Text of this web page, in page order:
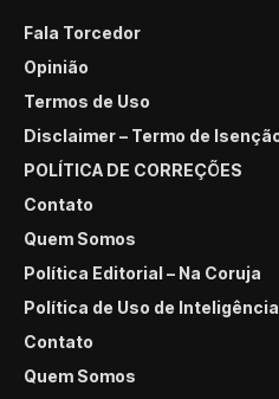
Fala Torcedor
Opinião
Termos de Uso
Disclaimer – Termo de
POLÍTICA DE CORREÇÕES
Contato
Quem Somos
Política Editorial – Na Coruja
Política de Uso de
Contato
Quem Somos